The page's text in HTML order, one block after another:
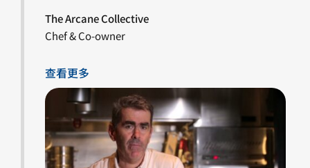
The Arcane Collective
Chef & Co-owner
查看更多